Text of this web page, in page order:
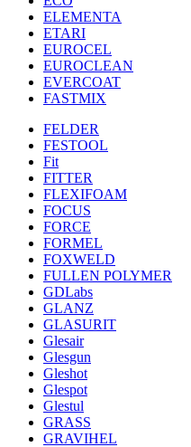
ELEMENTA
ETARI
EUROCEL
EUROCLEAN
EVERCOAT
FASTMIX
FELDER
FESTOOL
Fit
FITTER
FLEXIFOAM
FOCUS
FORCE
FORMEL
FOXWELD
FULLEN POLYMER
GDLabs
GLANZ
GLASURIT
Glesair
Glesgun
Gleshot
Glespot
Glestul
GRASS
GRAVIHEL